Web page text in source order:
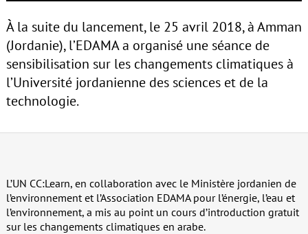
À la suite du lancement, le 25 avril 2018, à Amman
(Jordanie), l’EDAMA a organisé une séance de
sensibilisation sur les changements climatiques à
l’Université jordanienne des sciences et de la
technologie.
L’UN CC:Learn, en collaboration avec le Ministère jordanien de
l’environnement et l’Association EDAMA pour l’énergie, l’eau et
l’environnement, a mis au point un cours d’introduction gratuit
sur les changements climatiques en arabe.